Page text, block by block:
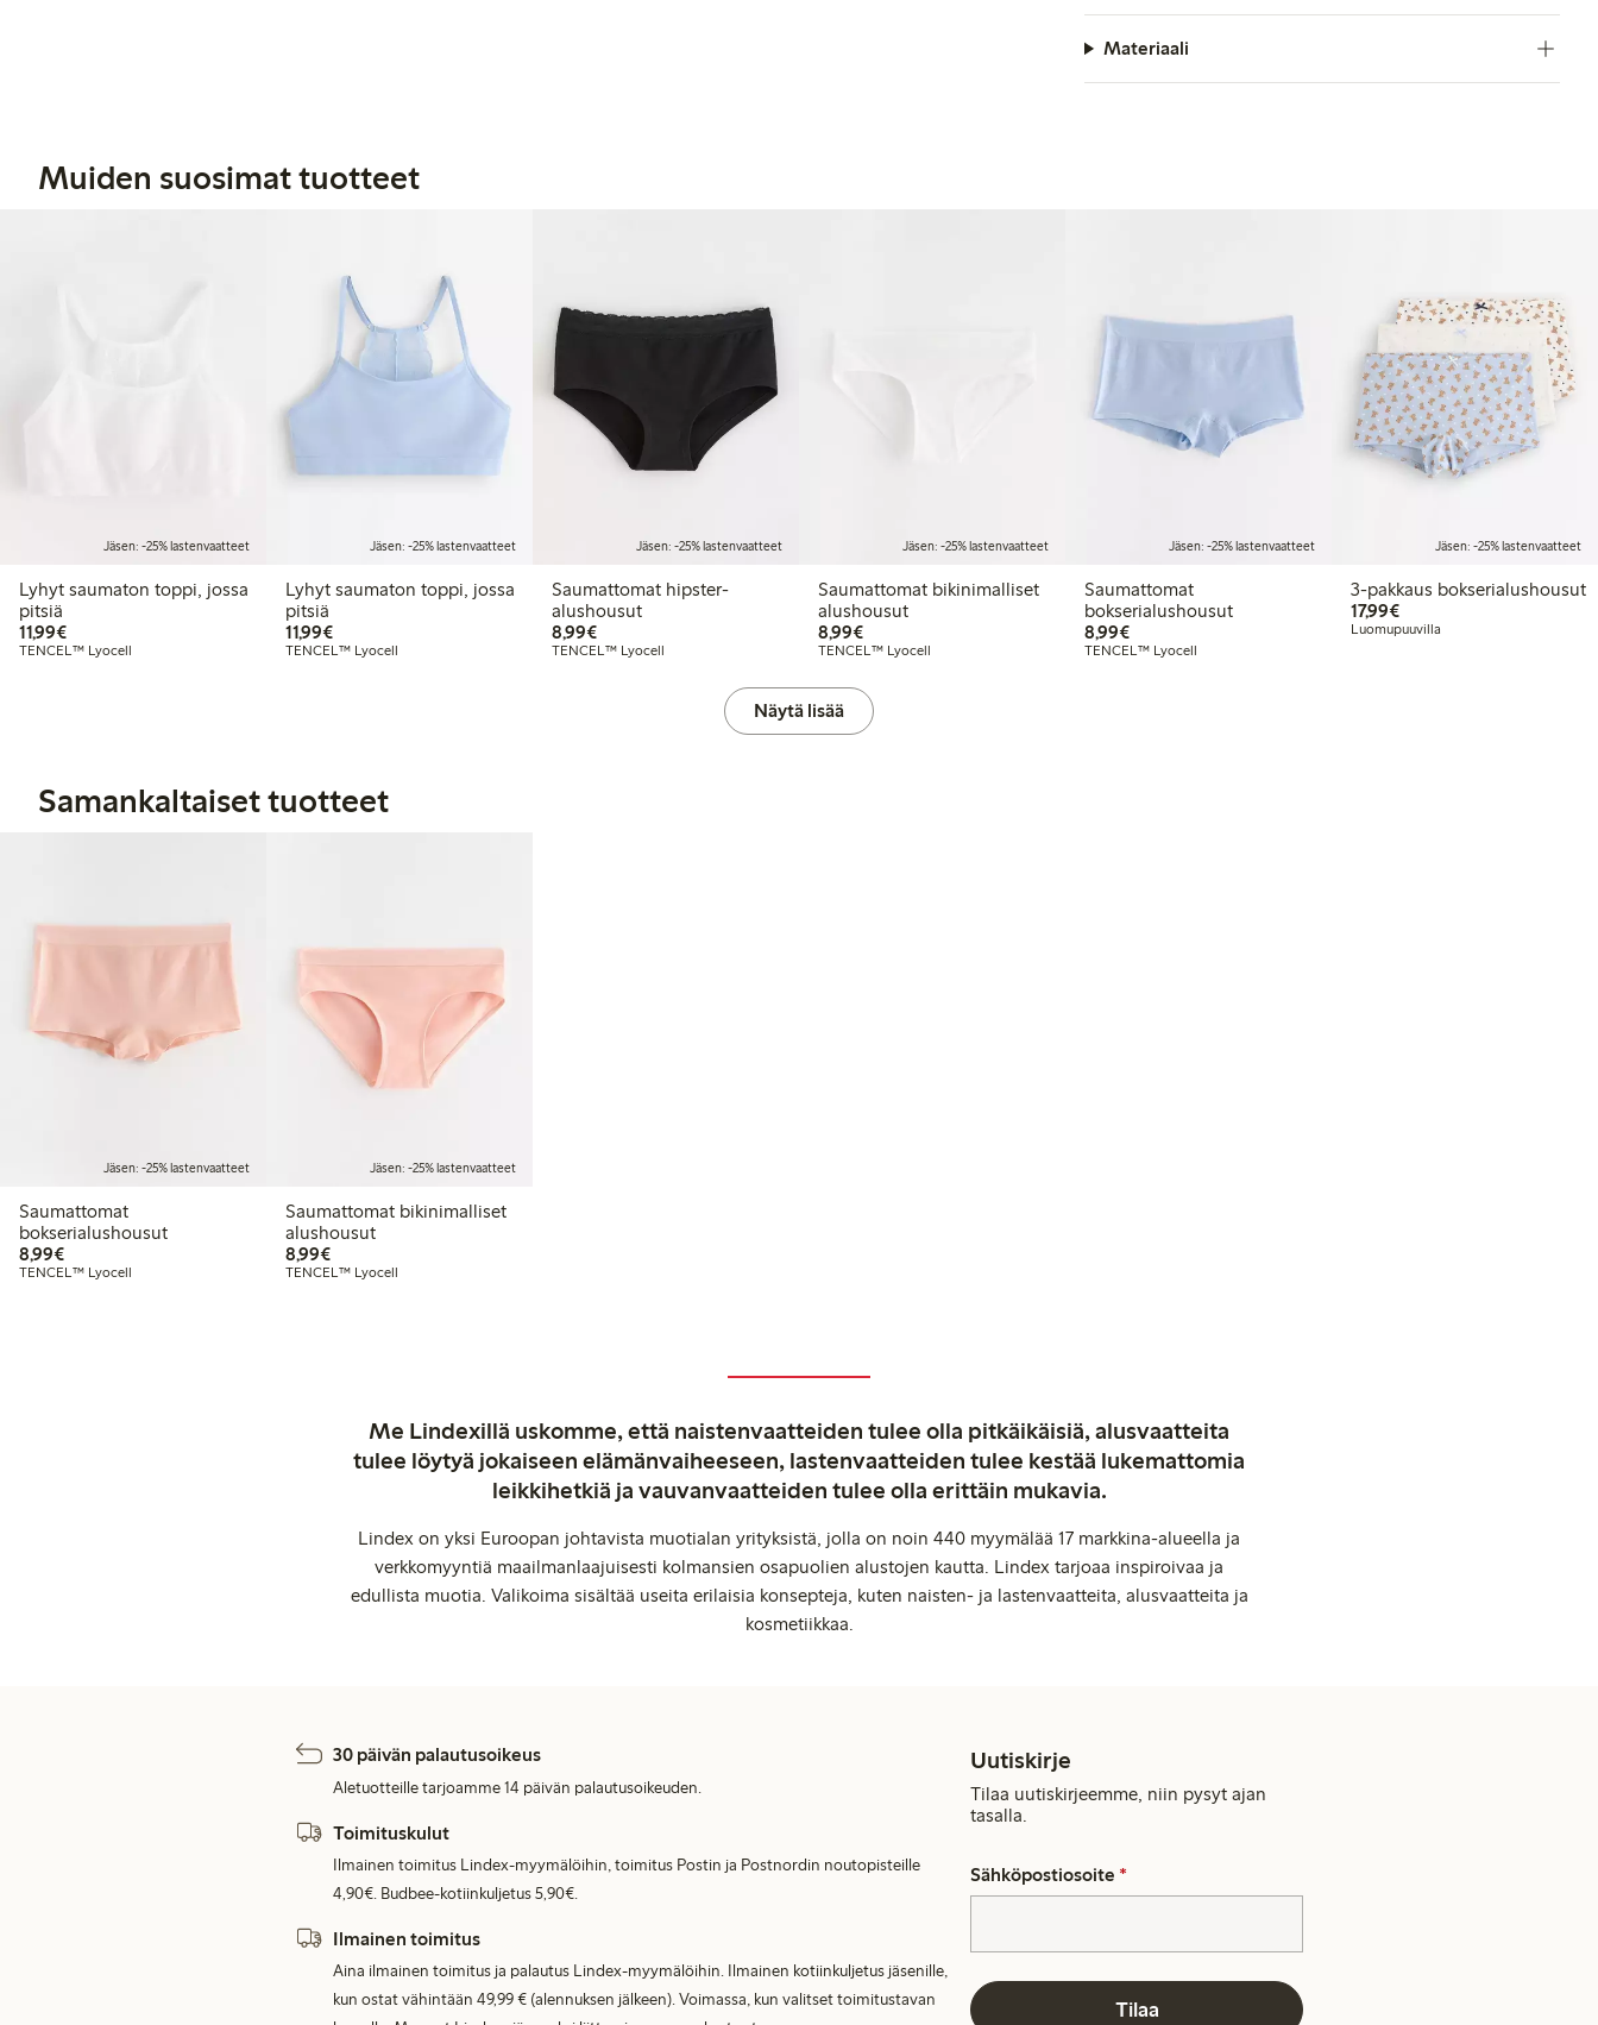
Materiaali
Muiden suosimat tuotteet
Jäsen: -25% lastenvaatteet
Lyhyt saumaton toppi, jossa
pitsiä
11,99€11,99 €
TENCEL™ Lyocell
Jäsen: -25% lastenvaatteet
Lyhyt saumaton toppi, jossa
pitsiä
11,99€11,99 €
TENCEL™ Lyocell
Jäsen: -25% lastenvaatteet
Saumattomat hipster-
alushousut
8,99€8,99 €
TENCEL™ Lyocell
Jäsen: -25% lastenvaatteet
Saumattomat bikinimalliset
alushousut
8,99€8,99 €
TENCEL™ Lyocell
Jäsen: -25% lastenvaatteet
Saumattomat
bokserialushousut
8,99€8,99 €
TENCEL™ Lyocell
Jäsen: -25% lastenvaatteet
3-pakkaus bokserialushousut
17,99€17,99 €
Luomupuuvilla
Näytä lisää
Samankaltaiset tuotteet
Jäsen: -25% lastenvaatteet
Saumattomat
bokserialushousut
8,99€8,99 €
TENCEL™ Lyocell
Jäsen: -25% lastenvaatteet
Saumattomat bikinimalliset
alushousut
8,99€8,99 €
TENCEL™ Lyocell
Me Lindexillä uskomme, että naistenvaatteiden tulee olla pitkäikäisiä, alusvaatteita
tulee löytyä jokaiseen elämänvaiheeseen, lastenvaatteiden tulee kestää lukemattomia
leikkihetkiä ja vauvanvaatteiden tulee olla erittäin mukavia.
Lindex on yksi Euroopan johtavista muotialan yrityksistä, jolla on noin 440 myymälää 17 markkina-alueella ja
verkkomyyntiä maailmanlaajuisesti kolmansien osapuolien alustojen kautta. Lindex tarjoaa inspiroivaa ja
edullista muotia. Valikoima sisältää useita erilaisia konsepteja, kuten naisten- ja lastenvaatteita, alusvaatteita ja
kosmetiikkaa.
30 päivän palautusoikeus
Aletuotteille tarjoamme 14 päivän palautusoikeuden.
Toimituskulut
Ilmainen toimitus Lindex-myymälöihin, toimitus Postin ja Postnordin noutopisteille
4,90€. Budbee-kotiinkuljetus 5,90€.
Ilmainen toimitus
Aina ilmainen toimitus ja palautus Lindex-myymälöihin. Ilmainen kotiinkuljetus jäsenille,
kun ostat vähintään 49,99 € (alennuksen jälkeen). Voimassa, kun valitset toimitustavan
Uutiskirje
Tilaa uutiskirjeemme, niin pysyt ajan
tasalla.
Sähköpostiosoite *
Tilaa